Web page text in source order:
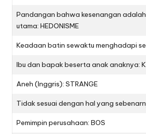
Pandangan bahwa kesenangan
utama: HEDONISME
Keadaan batin sewaktu menghadapi
Ibu dan bapak beserta anak anaknya:
Aneh (Inggris): STRANGE
Tidak sesuai dengan hal yang
Pemimpin perusahaan: BOS